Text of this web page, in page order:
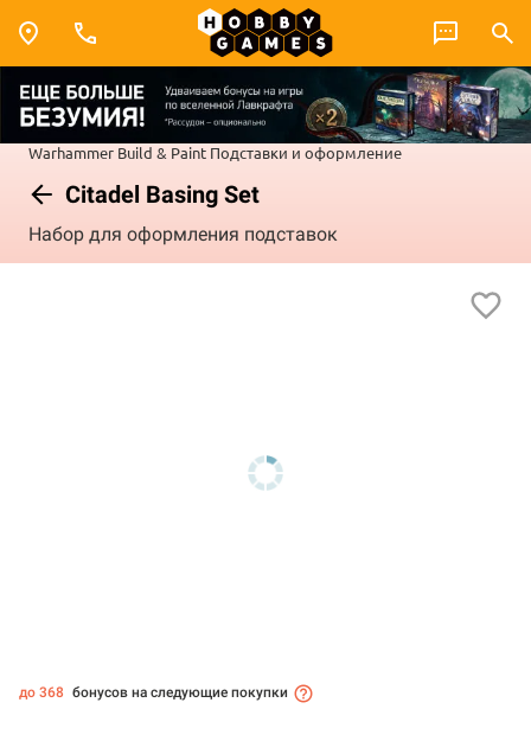
Warhammer Build & Paint Подставки и оформление
Citadel Basing Set
Набор для оформления подставок
до 368 бонусов на следующие покупки